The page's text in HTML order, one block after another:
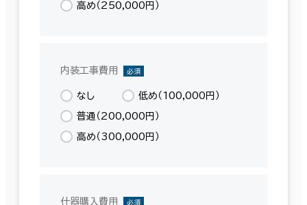
高め（250,000円）
内装工事費用 必須
なし 低め（100,000円）
普通（200,000円）
高め（300,000円）
什器購入費用 必須